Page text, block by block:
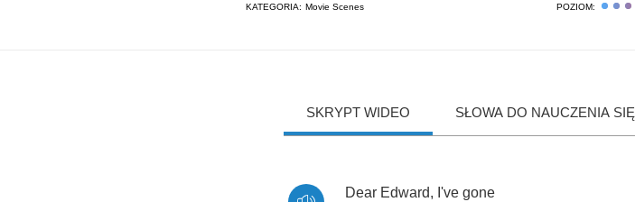
KATEGORIA: Movie Scenes POZIOM:
SKRYPT WIDEO SŁOWA DO NAUCZENIA SIĘ
Dear Edward, I've gone